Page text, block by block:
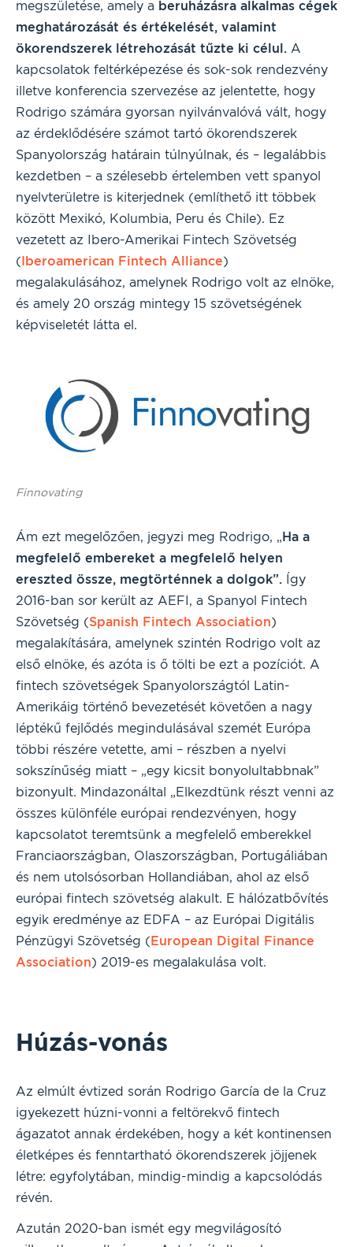
megszületése, amely a beruházásra alkalmas cégek
meghatározását és értékelését, valamint
ökorendszerek létrehozását tűzte ki célul. A
kapcsolatok feltérképezése és sok-sok rendezvény
illetve konferencia szervezése az jelentette, hogy
Rodrigo számára gyorsan nyilvánvalóvá vált, hogy
az érdeklődésére számot tartó ökorendszerek
Spanyolország határain túlnyúlnak, és – legalábbis
kezdetben – a szélesebb értelemben vett spanyol
nyelvterületre is kiterjednek (említhető itt többek
között Mexikó, Kolumbia, Peru és Chile). Ez
vezetett az Ibero-Amerikai Fintech Szövetség
(Iberoamerican Fintech Alliance)
megalakulásához, amelynek Rodrigo volt az elnöke,
és amely 20 ország mintegy 15 szövetségének
képviseletét látta el.
Finnovating
Ám ezt megelőzően, jegyzi meg Rodrigo, „Ha a
megfelelő embereket a megfelelő helyen
ereszted össze, megtörténnek a dolgok”. Így
2016-ban sor került az AEFI, a Spanyol Fintech
Szövetség (Spanish Fintech Association)
megalakítására, amelynek szintén Rodrigo volt az
első elnöke, és azóta is ő tölti be ezt a pozíciót. A
fintech szövetségek Spanyolországtól Latin-
Amerikáig történő bevezetését követően a nagy
léptékű fejlődés megindulásával szemét Európa
többi részére vetette, ami – részben a nyelvi
sokszínűség miatt – „egy kicsit bonyolultabbnak”
bizonyult. Mindazonáltal „Elkezdtünk részt venni az
összes különféle európai rendezvényen, hogy
kapcsolatot teremtsünk a megfelelő emberekkel
Franciaországban, Olaszországban, Portugáliában
és nem utolsósorban Hollandiában, ahol az első
európai fintech szövetség alakult. E hálózatbővítés
egyik eredménye az EDFA – az Európai Digitális
Pénzügyi Szövetség (European Digital Finance
Association) 2019-es megalakulása volt.
Húzás-vonás
Az elmúlt évtized során Rodrigo García de la Cruz
igyekezett húzni-vonni a feltörekvő fintech
ágazatot annak érdekében, hogy a két kontinensen
életképes és fenntartható ökorendszerek jöjjenek
létre: egyfolytában, mindig-mindig a kapcsolódás
révén.
Azután 2020-ban ismét egy megvilágosító